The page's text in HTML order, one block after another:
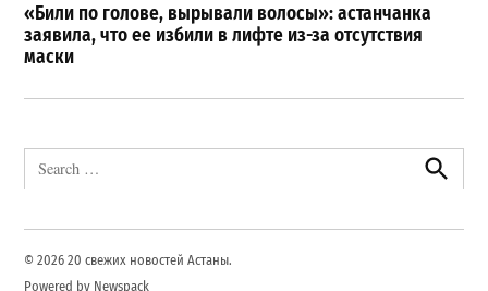
«Били по голове, вырывали волосы»: астанчанка
заявила, что ее избили в лифте из-за отсутствия
маски
Search
for:
Search
© 2026 20 свежих новостей Астаны.
Powered by Newspack